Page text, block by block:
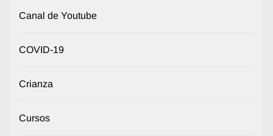
Canal de Youtube
COVID-19
Crianza
Cursos